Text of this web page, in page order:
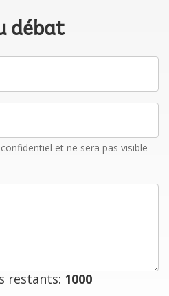
débat
et ne sera pas visible
restants: 1000